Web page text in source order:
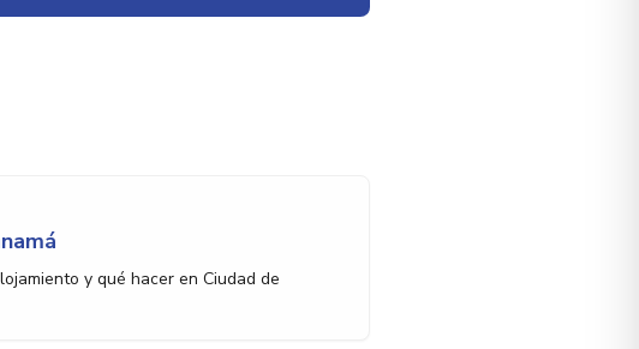
y qué hacer en Ciudad de